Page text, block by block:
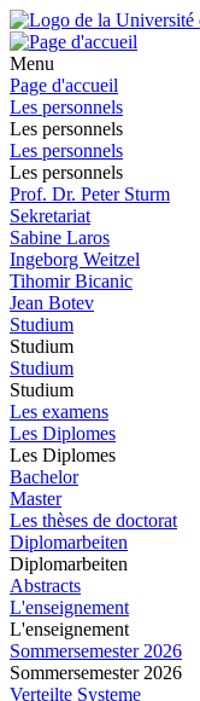
Menu
Page d'accueil
Les personnels
Les personnels
Les personnels
Les personnels
Prof. Dr. Peter Sturm
Sekretariat
Sabine Laros
Ingeborg Weitzel
Tihomir Bicanic
Jean Botev
Studium
Studium
Studium
Studium
Les examens
Les Diplomes
Les Diplomes
Bachelor
Master
Les thèses de doctorat
Diplomarbeiten
Diplomarbeiten
Abstracts
L'enseignement
L'enseignement
Sommersemester 2026
Sommersemester 2026
Verteilte Systeme